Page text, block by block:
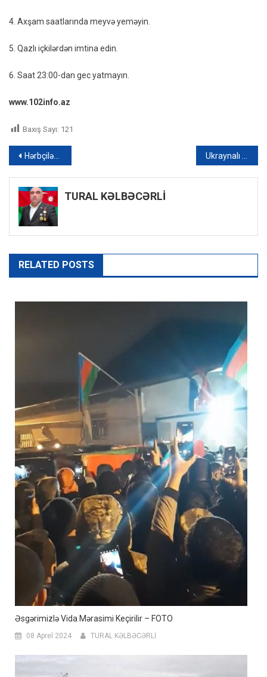
4. Axşam saatlarında meyvə yeməyin.
5. Qazlı içkilərdən imtina edin.
6. Saat 23:00-dan gec yatmayın.
www.102info.az
Baxış Sayı: 121
Yazı
naviqasiyası
Hərbçilərimiz Pakistandakı hərbi parada qatılacaqlar
TURAL KƏLBƏCƏRLİ
RELATED POSTS
Əsgərimizlə Vida Mərasimi Keçirilir – FOTO
08 Aprel 2024 TURAL KƏLBƏCƏRLİ